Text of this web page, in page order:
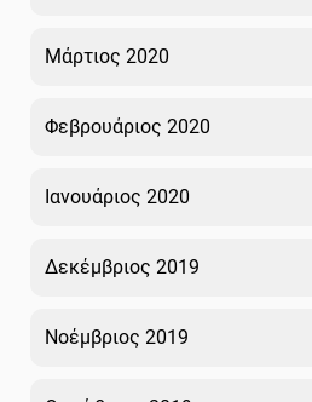
Μάρτιος 2020
Φεβρουάριος 2020
Ιανουάριος 2020
Δεκέμβριος 2019
Νοέμβριος 2019